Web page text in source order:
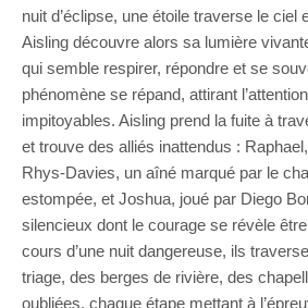
nuit d’éclipse, une étoile traverse le ciel
Aisling découvre alors sa lumière
qui semble respirer, répondre et se
phénomène se répand, attirant
impitoyables. Aisling prend la fuite à
et trouve des alliés inattendus :
Rhys-Davies, un aîné marqué par le
estompée, et Joshua, joué par Diego
silencieux dont le courage se révèle
cours d’une nuit dangereuse, ils
triage, des berges de rivière, des
oubliées, chaque étape mettant à